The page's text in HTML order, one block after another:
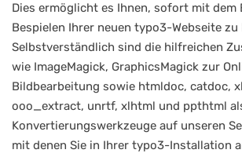
Dies ermöglicht es Ihnen, sofort mit dem
Bespielen Ihrer neuen typo3-Webseite zu
Selbstverständlich sind die hilfreichen
wie ImageMagick, GraphicsMagick zur
Bildbearbeitung sowie htmldoc, catdoc,
ooo_extract, unrtf, xlhtml und ppthtml
Konvertierungswerkzeuge auf unseren
mit denen Sie in Ihrer typo3-Installation